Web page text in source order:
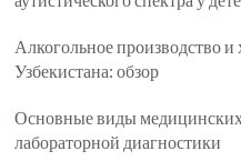
Алкогольное производство
Узбекистана: обзор
Основные виды
лабораторной диагностики